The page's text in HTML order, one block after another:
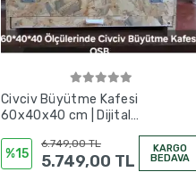
Civciv Büyütme Kafesi
60x40x40 cm | Dijital
OSB
%15
6.749,00 TL
5.749,00 TL
KARGO
BEDAVA